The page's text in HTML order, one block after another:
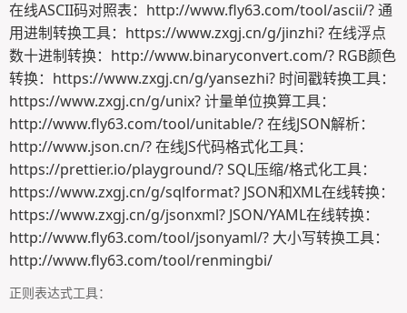
在线ASCII码对照表：http://www.fly63.com/tool/ascii/? 通
用进制转换工具：https://www.zxgj.cn/g/jinzhi? 在线浮点
数十进制转换：http://www.binaryconvert.com/? RGB颜色
转换：https://www.zxgj.cn/g/yansezhi? 时间戳转换工具：
https://www.zxgj.cn/g/unix? 计量单位换算工具：
http://www.fly63.com/tool/unitable/? 在线JSON解析：
http://www.json.cn/? 在线JS代码格式化工具：
https://prettier.io/playground/? SQL压缩/格式化工具：
https://www.zxgj.cn/g/sqlformat? JSON和XML在线转换：
https://www.zxgj.cn/g/jsonxml? JSON/YAML在线转换：
http://www.fly63.com/tool/jsonyaml/? 大小写转换工具：
http://www.fly63.com/tool/renmingbi/
正则表达式工具：